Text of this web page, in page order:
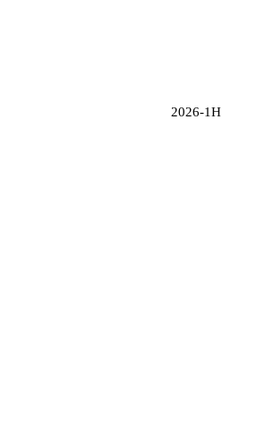
2026-1H